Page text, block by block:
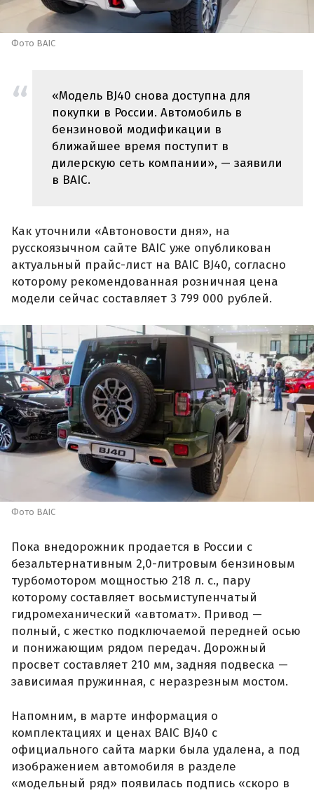
Фото BAIC
«Модель BJ40 снова доступна для
покупки в России. Автомобиль в
бензиновой модификации в
ближайшее время поступит в
дилерскую сеть компании», — заявили
в BAIC.
Как уточнили «Автоновости дня», на
русскоязычном сайте BAIC уже опубликован
актуальный прайс-лист на BAIC BJ40, согласно
которому рекомендованная розничная цена
модели сейчас составляет 3 799 000 рублей.
Фото BAIC
Пока внедорожник продается в России с
безальтернативным 2,0-литровым бензиновым
турбомотором мощностью 218 л. с., пару
которому составляет восьмиступенчатый
гидромеханический «автомат». Привод —
полный, с жестко подключаемой передней осью
и понижающим рядом передач. Дорожный
просвет составляет 210 мм, задняя подвеска —
зависимая пружинная, с неразрезным мостом.
Напомним, в марте информация о
комплектациях и ценах BAIC BJ40 с
официального сайта марки была удалена, а под
изображением автомобиля в разделе
«модельный ряд» появилась подпись «скоро в